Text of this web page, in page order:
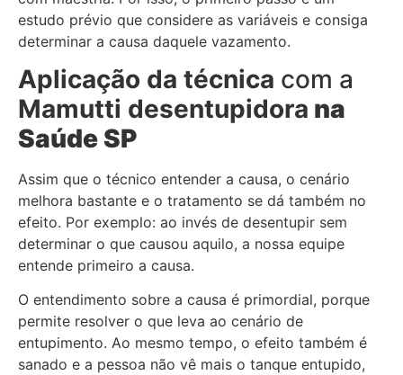
estudo prévio que considere as variáveis e consiga
determinar a causa daquele vazamento.
Aplicação da técnica com a
Mamutti desentupidora na
Saúde SP
Assim que o técnico entender a causa, o cenário
melhora bastante e o tratamento se dá também no
efeito. Por exemplo: ao invés de desentupir sem
determinar o que causou aquilo, a nossa equipe
entende primeiro a causa.
O entendimento sobre a causa é primordial, porque
permite resolver o que leva ao cenário de
entupimento. Ao mesmo tempo, o efeito também é
sanado e a pessoa não vê mais o tanque entupido,